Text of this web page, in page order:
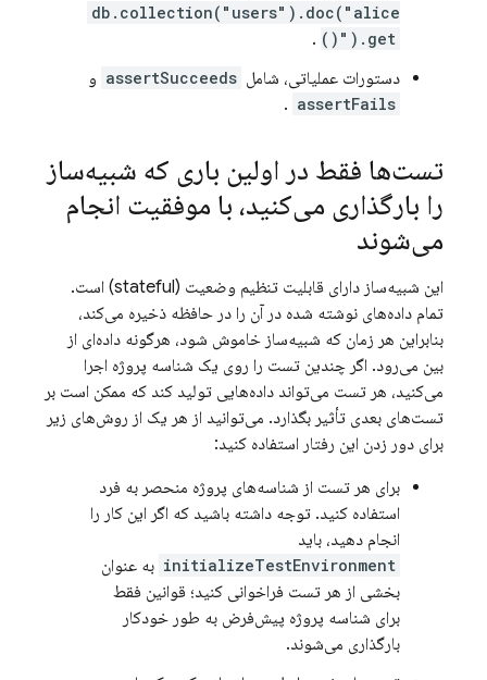
db.collection("users").doc("alice
").get()
.
دستورات عملیاتی، شامل assertSucceeds و
assertFails
.
تست‌ها فقط در اولین باری که شبیه‌ساز
را بارگذاری می‌کنید، با موفقیت انجام
می‌شوند
این شبیه‌ساز دارای قابلیت تنظیم وضعیت (stateful) است.
تمام داده‌های نوشته شده در آن را در حافظه ذخیره می‌کند،
بنابراین هر زمان که شبیه‌ساز خاموش شود، هرگونه داده‌ای از
بین می‌رود. اگر چندین تست را روی یک شناسه پروژه اجرا
می‌کنید، هر تست می‌تواند داده‌هایی تولید کند که ممکن است بر
تست‌های بعدی تأثیر بگذارد. می‌توانید از هر یک از روش‌های زیر
برای دور زدن این رفتار استفاده کنید:
برای هر تست از شناسه‌های پروژه منحصر به فرد
استفاده کنید. توجه داشته باشید که اگر این کار را
انجام دهید، باید
initializeTestEnvironment به عنوان
بخشی از هر تست فراخوانی کنید؛ قوانین فقط
برای شناسه پروژه پیش‌فرض به طور خودکار
بارگذاری می‌شوند.